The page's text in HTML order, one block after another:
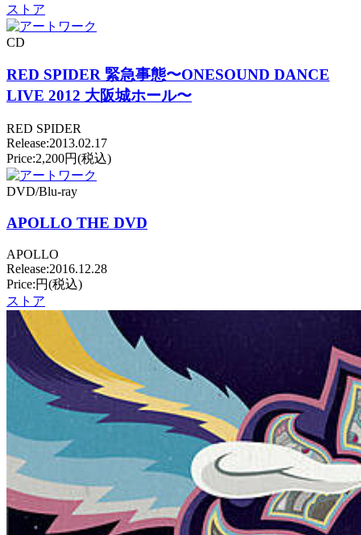
ストア
CD
RED SPIDER 緊急事態〜ONESOUND DANCE
LIVE 2012 大阪城ホール〜
RED SPIDER
Release:2013.02.17
Price:2,200円(税込)
DVD/Blu-ray
APOLLO THE DVD
APOLLO
Release:2016.12.28
Price:円(税込)
ストア